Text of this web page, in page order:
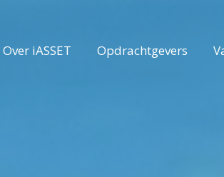
Over iASSET Opdrachtgevers